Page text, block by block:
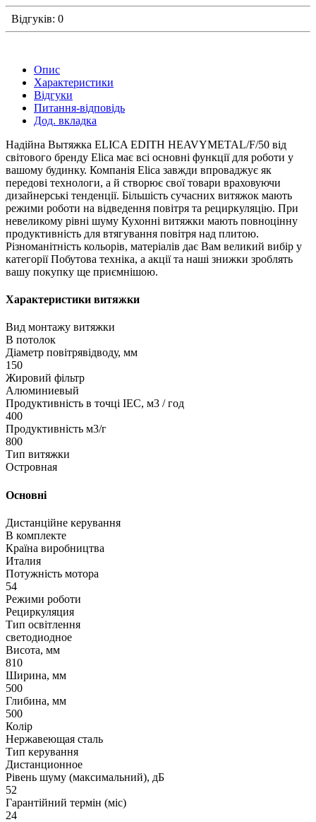
Відгуків: 0
Опис
Характеристики
Відгуки
Питання-відповідь
Дод. вкладка
Надійна Вытяжка ELICA EDITH HEAVYMETAL/F/50 від
світового бренду Elica має всі основні функції для роботи у
вашому будинку. Компанія Elica завжди впроваджує як
передові технологи, а й створює свої товари враховуючи
дизайнерські тенденції. Більшість сучасних витяжок мають
режими роботи на відведення повітря та рециркуляцію. При
невеликому рівні шуму Кухонні витяжки мають повноцінну
продуктивність для втягування повітря над плитою.
Різноманітність кольорів, матеріалів дає Вам великий вибір у
категорії Побутова техніка, а акції та наші знижки зроблять
вашу покупку ще приємнішою.
Характеристики витяжки
Вид монтажу витяжки
В потолок
Діаметр повітрявідводу, мм
150
Жировий фільтр
Алюминиевый
Продуктивність в точці IEC, м3 / год
400
Продуктивність м3/г
800
Тип витяжки
Островная
Основні
Дистанційне керування
В комплекте
Країна виробництва
Италия
Потужність мотора
54
Режими роботи
Рециркуляция
Тип освітлення
светодиодное
Висота, мм
810
Ширина, мм
500
Глибина, мм
500
Колір
Нержавеющая сталь
Тип керування
Дистанционное
Рівень шуму (максимальний), дБ
52
Гарантійний термін (міс)
24